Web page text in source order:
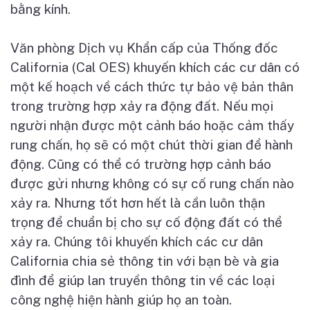
bằng kính.
Văn phòng Dịch vụ Khẩn cấp của Thống đốc
California (Cal OES) khuyến khích các cư dân có
một kế hoạch về cách thức tự bảo vệ bản thân
trong trường hợp xảy ra động đất. Nếu mọi
người nhận được một cảnh báo hoặc cảm thấy
rung chấn, họ sẽ có một chút thời gian để hành
động. Cũng có thể có trường hợp cảnh báo
được gửi nhưng không có sự cố rung chấn nào
xảy ra. Nhưng tốt hơn hết là cần luôn thận
trọng để chuẩn bị cho sự cố động đất có thể
xảy ra. Chúng tôi khuyến khích các cư dân
California chia sẻ thông tin với bạn bè và gia
đình để giúp lan truyền thông tin về các loại
công nghệ hiện hành giúp họ an toàn.